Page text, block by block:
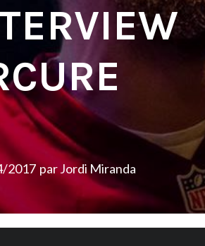
2017 parJordi Miranda